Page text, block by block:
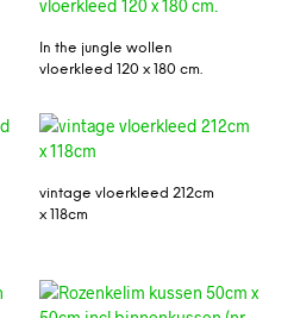
In the jungle wollen
vloerkleed 120 x 180 cm.
vintage vloerkleed 212cm
x 118cm